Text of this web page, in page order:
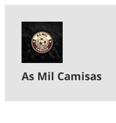
As Mil Camisas